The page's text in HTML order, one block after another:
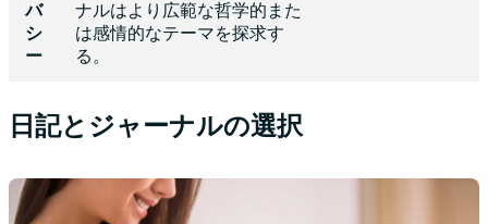
バ
シ
ー
ナルはより広範な哲学的また
は感情的なテーマを探求す
る。
日記とジャーナルの選択